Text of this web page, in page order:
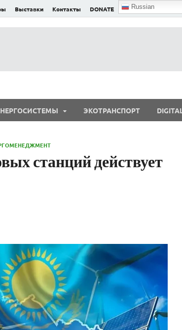
Выставки Контакты DONATE Russian
ЭКОТРАНСПОРТ DIGITAL
станций действует